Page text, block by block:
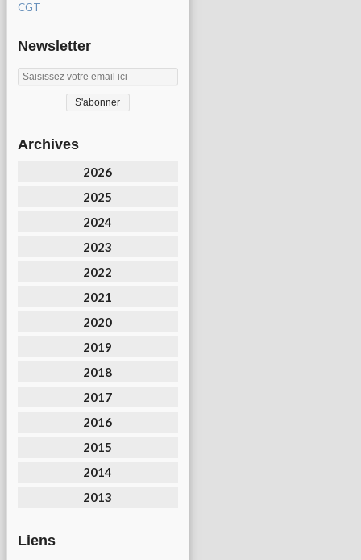
CGT
Newsletter
Archives
2026
2025
2024
2023
2022
2021
2020
2019
2018
2017
2016
2015
2014
2013
Liens